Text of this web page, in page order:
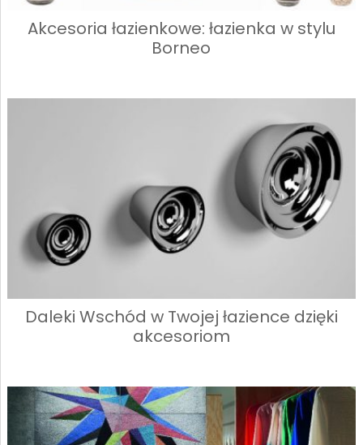
Akcesoria łazienkowe: łazienka w stylu
Borneo
Daleki Wschód w Twojej łazience dzięki
akcesoriom